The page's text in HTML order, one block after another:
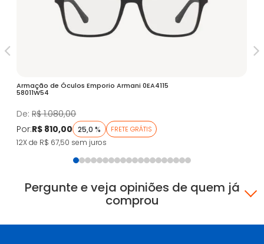
Armação de Óculos Emporio Armani 0EA4115
58011W54
De:R$ 1.080,00
Por:R$ 810,00 25,0 % FRETE GRÁTIS
12X de R$ 67,50 sem juros
Pergunte e veja opiniões de quem já
comprou